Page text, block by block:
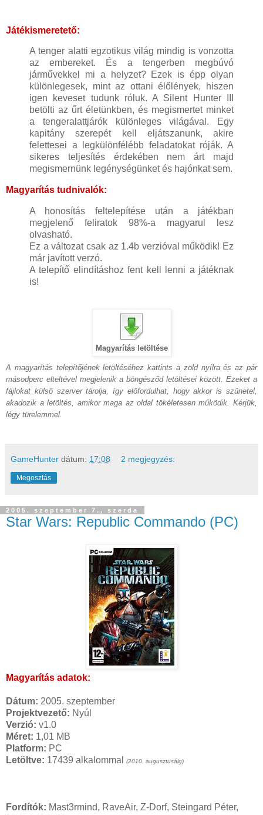
Játékismeretető:
A tenger alatti egzotikus világ mindig is vonzotta
az embereket. És a tengerben megbúvó
járművekkel mi a helyzet? Ezek is épp olyan
különlegesek, mint az ottani élőlények, hiszen
igen keveset tudunk róluk. A Silent Hunter III
betölti az űrt életünkben, és megismertet minket
a tengeralattjárók különleges világával. Egy
kapitány szerepét kell eljátszanunk, akire
felettesei a legkülönfélébb feladatokat róják. A
sikeres teljesítés érdekében nem árt majd
megismernünk legénységünket és hajónkat sem.
Magyarítás tudnivalók:
A honosítás feltelepítése után a játékban
megjelenő feliratok 98%-a magyarul lesz
olvasható.
Ez a változat csak az 1.4b verzióval működik! Ez
már javított verzó.
A telepítő elindításhoz fent kell lenni a játéknak
is!
Magyarítás letöltése
A magyarítás telepítőjének letöltéséhez kattints a zöld nyílra és az pár
másodperc elteltével megjelenik a böngésződ letöltései között. Ezeket a
fájlokat külső szerver tárolja, így előfordulhat, hogy akkor is szünetel,
akadozik a letöltés, amikor maga az oldal tökéletesen működik. Kérjük,
légy türelemmel.
GameHunter dátum: 17:08 2 megjegyzés:
Megosztás
2005. szeptember 7., szerda
Star Wars: Republic Commando (PC)
Magyarítás adatok:
Dátum: 2005. szeptember
Projektvezető: Nyúl
Verzió: v1.0
Méret: 1,01 MB
Platform: PC
Letöltve: 17439 alkalommal (2010. augusztusáig)
Fordítók: Mast3rmind, RaveAir, Z-Dorf, Steingard Péter,